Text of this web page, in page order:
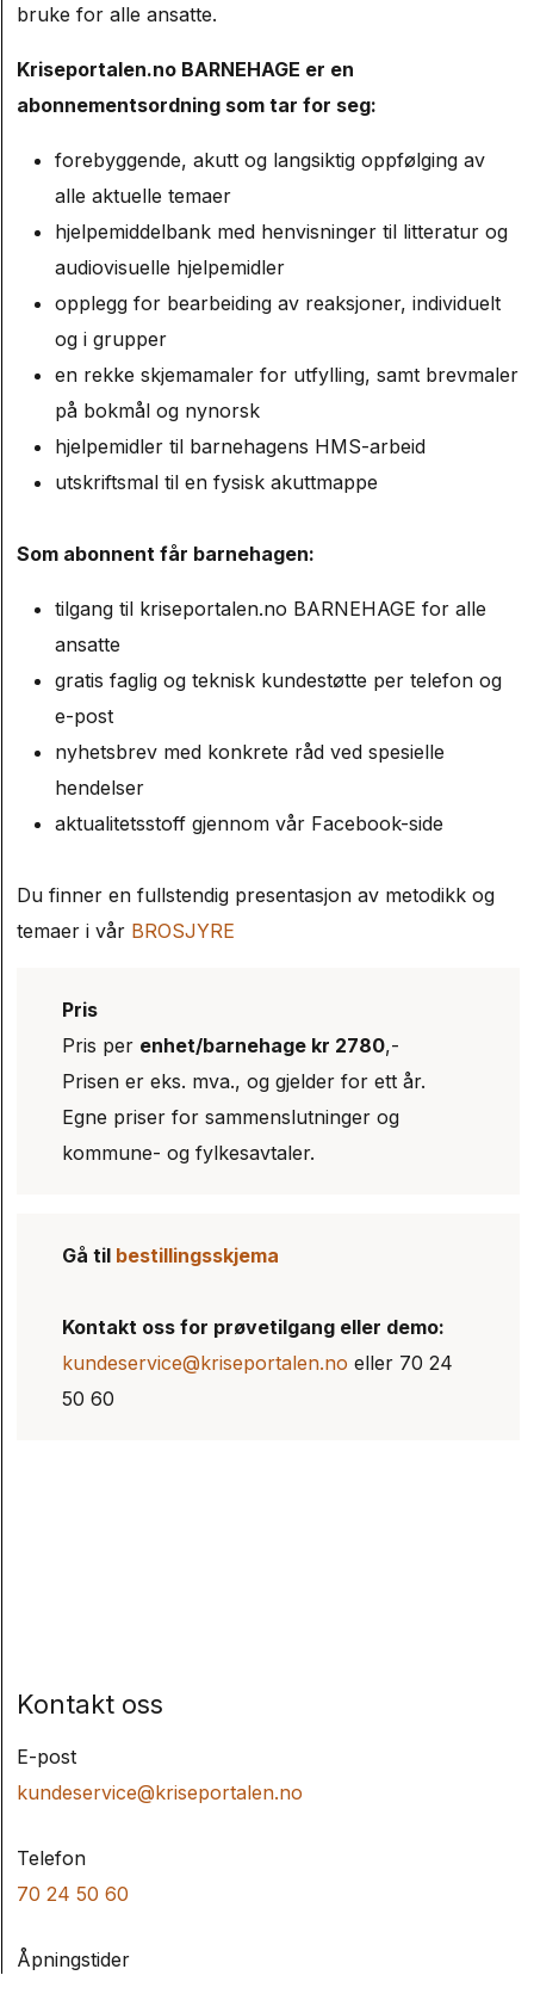
bruke for alle ansatte.
Kriseportalen.no BARNEHAGE er en
abonnementsordning som tar for seg:
forebyggende, akutt og langsiktig oppfølging av
alle aktuelle temaer
hjelpemiddelbank med henvisninger til litteratur og
audiovisuelle hjelpemidler
opplegg for bearbeiding av reaksjoner, individuelt
og i grupper
en rekke skjemamaler for utfylling, samt brevmaler
på bokmål og nynorsk
hjelpemidler til barnehagens HMS-arbeid
utskriftsmal til en fysisk akuttmappe
Som abonnent får barnehagen:
tilgang til kriseportalen.no BARNEHAGE for alle
ansatte
gratis faglig og teknisk kundestøtte per telefon og
e-post
nyhetsbrev med konkrete råd ved spesielle
hendelser
aktualitetsstoff gjennom vår Facebook-side
Du finner en fullstendig presentasjon av metodikk og
temaer i vår BROSJYRE
Pris
Pris per enhet/barnehage kr 2780,-
Prisen er eks. mva., og gjelder for ett år.
Egne priser for sammenslutninger og
kommune- og fylkesavtaler.
Gå til bestillingsskjema
Kontakt oss for prøvetilgang eller demo:
kundeservice@kriseportalen.no eller 70 24
50 60
Kontakt oss
E-post
kundeservice@kriseportalen.no
Telefon
70 24 50 60
Åpningstider